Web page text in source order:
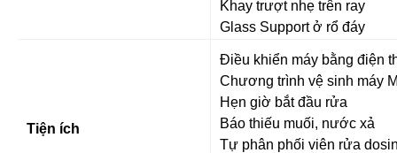
Khay trượt nhẹ trên ray
Glass Support ở rổ đáy
Tiện ích
Điều khiển máy bằng điện
Chương trình vệ sinh máy
Hẹn giờ bắt đầu rửa
Báo thiếu muối, nước xả
Tự phân phối viên rửa